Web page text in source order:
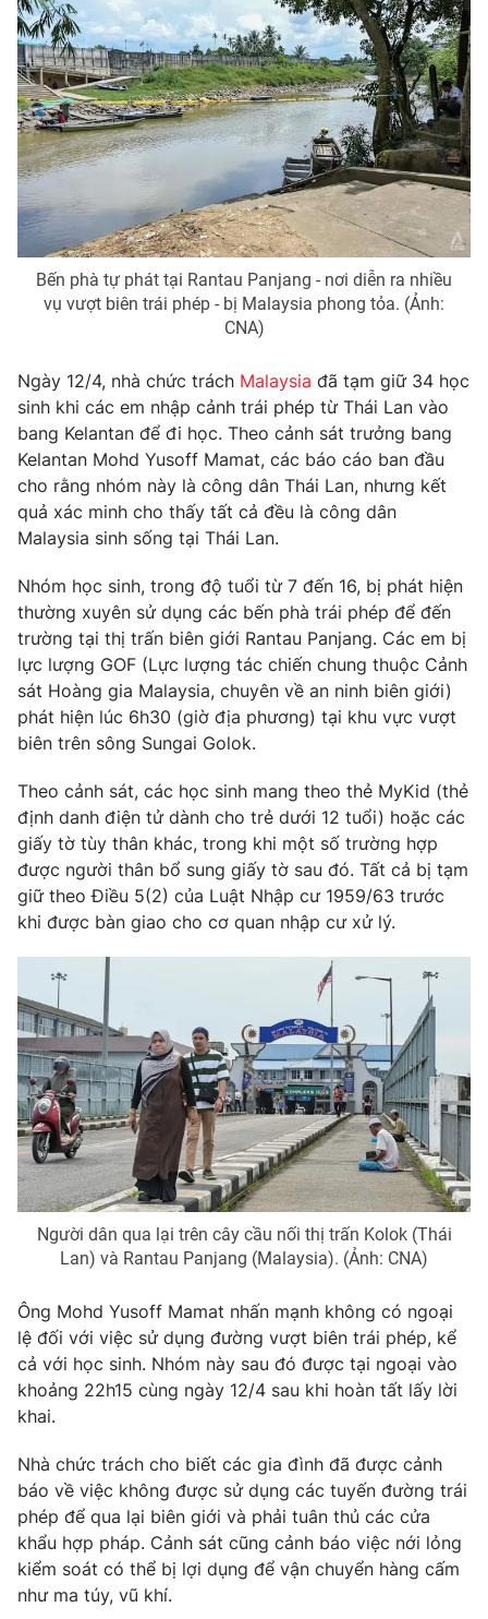
Thế giới đó đây
Câu chuyện quốc tế
Tài chính
Thị trường
Góc doanh nghiệp
Dữ liệu và đời sống
Truyền hình
Phim VTV
Hậu trường
Nhân vật
Khán giả
Giải trí
Điện ảnh
Sao
Đời sống
Du lịch
Chất lượng cuộc sống
Giáo dục
Học trực tuyến
Hitech Công nghệ tương lai
Sản phẩm
Thị trường
Tư vấn
Giao lưu trực tuyến
Lịch phát sóng
Emagazine Podcast
Photo Infographic
Video Shorts video
VTV Money VTV Thể thao
VTV Sức khoẻ Bất động sản
Thị trường 24h Tấm lòng Việt
VTV4 Vươn mình bằng AI
VTV9 VTV8
Liên hệ tòa soạn English
THỜI BÁO VTV
Theo dõi báo trên
Cơ quan chủ quản:
Đài Truyền hình Việt Nam
Giấy phép hoạt động báo in và báo điện tử số 483/GP-BTTTT
cấp ngày 29/12/2023
Tổng Biên tập: Vũ Thanh Thủy
Phó Tổng Biên tập:Nguyễn Thị Mỹ Hạnh, Phạm Quốc Thắng,
Nguyễn Trọng Ninh
Tổng đài VTV:024.38 355 931 - 024.38 355 932
Bến phà tự phát tại Rantau Panjang - nơi diễn ra nhiều
vụ vượt biên trái phép - bị Malaysia phong tỏa. (Ảnh:
CNA)
Ngày 12/4, nhà chức trách Malaysia đã tạm giữ 34 học
sinh khi các em nhập cảnh trái phép từ Thái Lan vào
bang Kelantan để đi học. Theo cảnh sát trưởng bang
Kelantan Mohd Yusoff Mamat, các báo cáo ban đầu
cho rằng nhóm này là công dân Thái Lan, nhưng kết
quả xác minh cho thấy tất cả đều là công dân
Malaysia sinh sống tại Thái Lan.
Nhóm học sinh, trong độ tuổi từ 7 đến 16, bị phát hiện
thường xuyên sử dụng các bến phà trái phép để đến
trường tại thị trấn biên giới Rantau Panjang. Các em bị
lực lượng GOF (Lực lượng tác chiến chung thuộc Cảnh
sát Hoàng gia Malaysia, chuyên về an ninh biên giới)
phát hiện lúc 6h30 (giờ địa phương) tại khu vực vượt
biên trên sông Sungai Golok.
Theo cảnh sát, các học sinh mang theo thẻ MyKid (thẻ
định danh điện tử dành cho trẻ dưới 12 tuổi) hoặc các
giấy tờ tùy thân khác, trong khi một số trường hợp
được người thân bổ sung giấy tờ sau đó. Tất cả bị tạm
giữ theo Điều 5(2) của Luật Nhập cư 1959/63 trước
khi được bàn giao cho cơ quan nhập cư xử lý.
Người dân qua lại trên cây cầu nối thị trấn Kolok (Thái
Lan) và Rantau Panjang (Malaysia). (Ảnh: CNA)
Ông Mohd Yusoff Mamat nhấn mạnh không có ngoại
lệ đối với việc sử dụng đường vượt biên trái phép, kể
cả với học sinh. Nhóm này sau đó được tại ngoại vào
khoảng 22h15 cùng ngày 12/4 sau khi hoàn tất lấy lời
khai.
Nhà chức trách cho biết các gia đình đã được cảnh
báo về việc không được sử dụng các tuyến đường trái
phép để qua lại biên giới và phải tuân thủ các cửa
khẩu hợp pháp. Cảnh sát cũng cảnh báo việc nới lỏng
kiểm soát có thể bị lợi dụng để vận chuyển hàng cấm
như ma túy, vũ khí.